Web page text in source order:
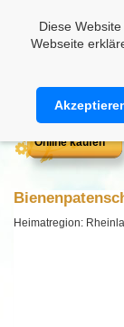
Diese
Webseite
Online kaufen
Heimatregion: